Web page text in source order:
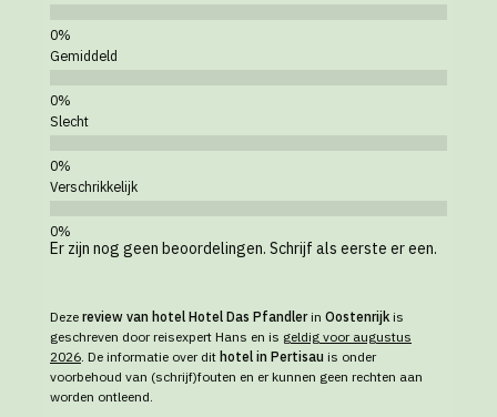
Gemiddeld
Slecht
Verschrikkelijk
Er zijn nog geen beoordelingen. Schrijf als eerste er een.
Deze review van hotel Hotel Das Pfandlerin Oostenrijk is
geschreven door reisexpert Hans en is geldig voor augustus
2026 . De informatie over dit hotel in Pertisau is onder
voorbehoud van (schrijf)fouten en er kunnen geen rechten aan
worden ontleend.